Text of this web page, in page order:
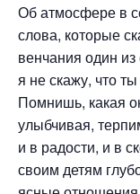
Об атмосфере в
слова, которые
венчания один
я не скажу, что
Помнишь, какая
улыбчивая,
и в радости, и в
своим детям